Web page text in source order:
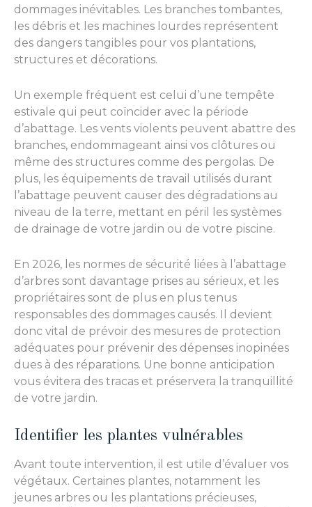
dommages inévitables. Les branches tombantes,
les débris et les machines lourdes représentent
des dangers tangibles pour vos plantations,
structures et décorations.
Un exemple fréquent est celui d’une tempête
estivale qui peut coïncider avec la période
d’abattage. Les vents violents peuvent abattre des
branches, endommageant ainsi vos clôtures ou
même des structures comme des pergolas. De
plus, les équipements de travail utilisés durant
l’abattage peuvent causer des dégradations au
niveau de la terre, mettant en péril les systèmes
de drainage de votre jardin ou de votre piscine.
En 2026, les normes de sécurité liées à l’abattage
d’arbres sont davantage prises au sérieux, et les
propriétaires sont de plus en plus tenus
responsables des dommages causés. Il devient
donc vital de prévoir des mesures de protection
adéquates pour prévenir des dépenses inopinées
dues à des réparations. Une bonne anticipation
vous évitera des tracas et préservera la tranquillité
de votre jardin.
Identifier les plantes vulnérables
Avant toute intervention, il est utile d’évaluer vos
végétaux. Certaines plantes, notamment les
jeunes arbres ou les plantations précieuses,